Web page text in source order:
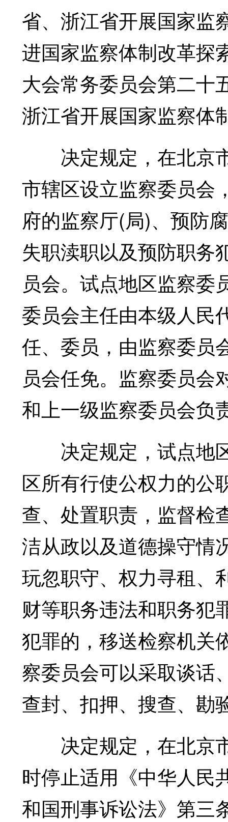
省、浙江省开展国家监
进国家监察体制改革探
大会常务委员会第二十
浙江省开展国家监察体
决定规定，在北京
市辖区设立监察委员会
府的监察厅(局)、预防
失职渎职以及预防职务
员会。试点地区监察委
委员会主任由本级人民
任、委员，由监察委员
员会任免。监察委员会
和上一级监察委员会负
决定规定，试点地
区所有行使公权力的公
查、处置职责，监督检
洁从政以及道德操守情
玩忽职守、权力寻租、
财等职务违法和职务犯
犯罪的，移送检察机关
察委员会可以采取谈话
查封、扣押、搜查、勘
决定规定，在北京
时停止适用《中华人民
和国刑事诉讼法》第三